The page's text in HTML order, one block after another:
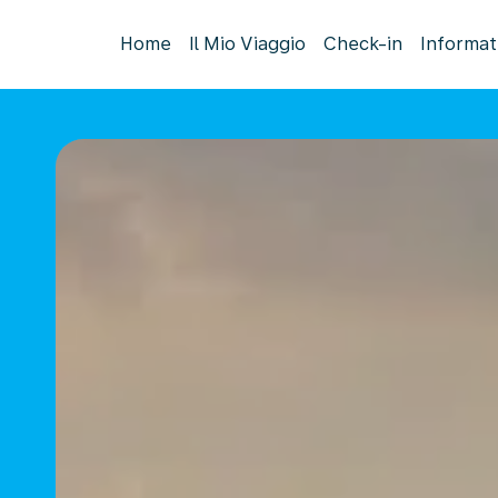
Home Il Mio Viaggio Check-in